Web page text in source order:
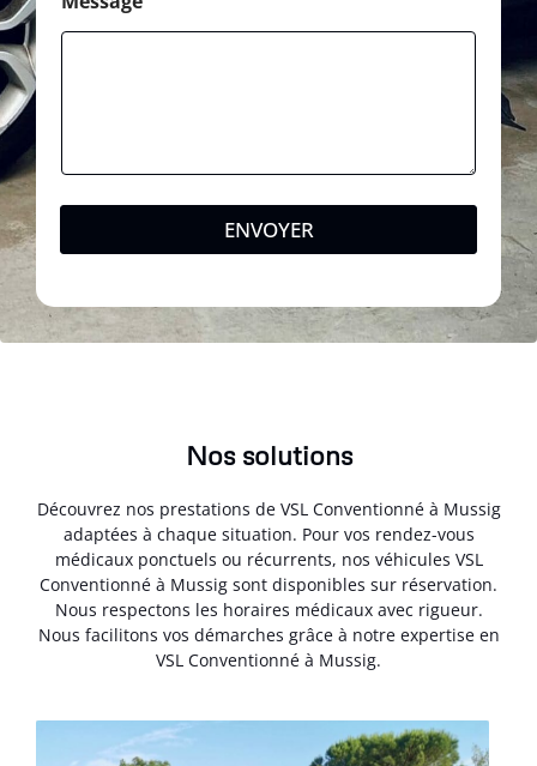
ENVOYER
Nos solutions
Découvrez nos prestations de VSL Conventionné à Mussig
adaptées à chaque situation. Pour vos rendez-vous
médicaux ponctuels ou récurrents, nos véhicules VSL
Conventionné à Mussig sont disponibles sur réservation.
Nous respectons les horaires médicaux avec rigueur.
Nous facilitons vos démarches grâce à notre expertise en
VSL Conventionné à Mussig.